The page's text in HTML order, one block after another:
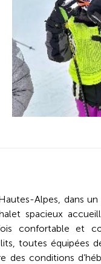
Alpes, dans
spacieux
confortable et
toutes équipées
des conditions